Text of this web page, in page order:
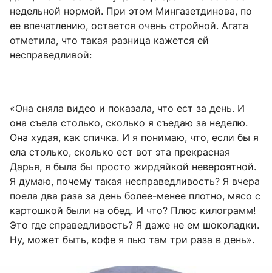
недельной нормой. При этом Мингазетдинова, по
ее впечатлению, остается очень стройной. Агата
отметила, что такая разница кажется ей
несправедливой:
«Она сняла видео и показала, что ест за день. И
она съела столько, сколько я съедаю за неделю.
Она худая, как спичка. И я понимаю, что, если бы я
ела столько, сколько ест вот эта прекрасная
Дарья, я была бы просто жирдяйкой невероятной.
Я думаю, почему такая несправедливость? Я вчера
поела два раза за день более-менее плотно, мясо с
картошкой были на обед. И что? Плюс килограмм!
Это где справедливость? Я даже не ем шоколадки.
Ну, может быть, кофе я пью там три раза в день».